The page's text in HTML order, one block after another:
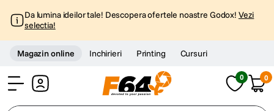
Da lumina ideilor tale! Descopera ofertele noastre Godox! Vezi
selectia!
Magazin online Inchirieri Printing Cursuri
0 0